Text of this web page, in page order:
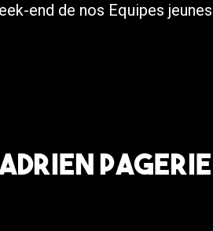
end de nos Equipes jeunes
PAGERIE